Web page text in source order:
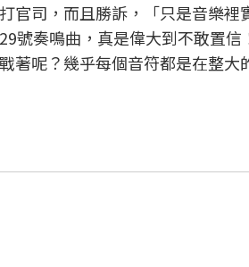
官司，而且勝訴，「只是音樂裡
號奏鳴曲，真是偉大到不敢置信
著呢？幾乎每個音符都是在整大